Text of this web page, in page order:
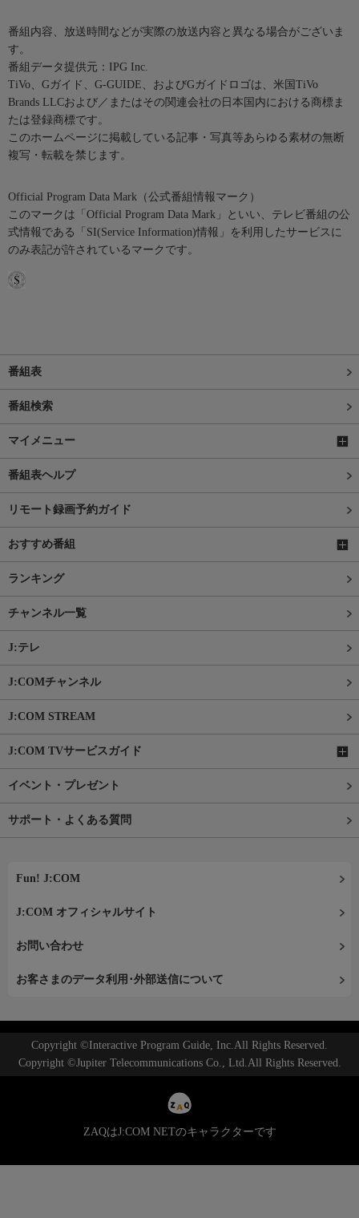
番組内容、放送時間などが実際の放送内容と異なる場合がございま
す。
番組データ提供元：IPG Inc.
TiVo、Gガイド、G-GUIDE、およびGガイドロゴは、米国TiVo
Brands LLCおよび／またはその関連会社の日本国内における商標ま
たは登録商標です。
このホームページに掲載している記事・写真等あらゆる素材の無断
複写・転載を禁じます。
Official Program Data Mark（公式番組情報マーク）
このマークは「Official Program Data Mark」といい、テレビ番組の公
式情報である「SI(Service Information)情報」を利用したサービスに
のみ表記が許されているマークです。
番組表
番組検索
マイメニュー
番組表ヘルプ
リモート録画予約ガイド
おすすめ番組
ランキング
チャンネル一覧
J:テレ
J:COMチャンネル
J:COM STREAM
J:COM TVサービスガイド
イベント・プレゼント
サポート・よくある質問
Fun! J:COM
J:COM オフィシャルサイト
お問い合わせ
お客さまのデータ利用･外部送信について
Copyright ©Interactive Program Guide, Inc.All Rights Reserved.
Copyright ©Jupiter Telecommunications Co., Ltd.All Rights Reserved.
ZAQはJ:COM NETのキャラクターです